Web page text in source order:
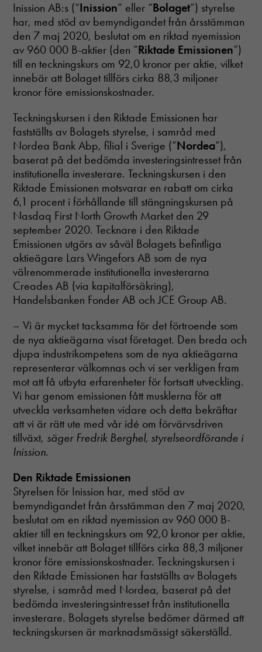
Inission AB:s (“Inission” eller “Bolaget”) styrelse
har, med stöd av bemyndigandet från årsstämman
den 7 maj 2020, beslutat om en riktad nyemission
av 960 000 B-aktier (den ”Riktade Emissionen”)
till en teckningskurs om 92,0 kronor per aktie, vilket
innebär att Bolaget tillförs cirka 88,3 miljoner
kronor före emissionskostnader.
Teckningskursen i den Riktade Emissionen har
fastställts av Bolagets styrelse, i samråd med
Nordea Bank Abp, filial i Sverige (”Nordea”),
baserat på det bedömda investeringsintresset från
institutionella investerare. Teckningskursen i den
Riktade Emissionen motsvarar en rabatt om cirka
6,1 procent i förhållande till stängningskursen på
Nasdaq First North Growth Market den 29
september 2020. Tecknare i den Riktade
Emissionen utgörs av såväl Bolagets befintliga
aktieägare Lars Wingefors AB som de nya
välrenommerade institutionella investerarna
Creades AB (via kapitalförsäkring),
Handelsbanken Fonder AB och JCE Group AB.
– Vi är mycket tacksamma för det förtroende som
de nya aktieägarna visat företaget. Den breda och
djupa industrikompetens som de nya aktieägarna
representerar välkomnas och vi ser verkligen fram
mot att få utbyta erfarenheter för fortsatt utveckling.
Vi har genom emissionen fått musklerna för att
utveckla verksamheten vidare och detta bekräftar
att vi är rätt ute med vår idé om förvärvsdriven
tillväxt, säger Fredrik Berghel, styrelseordförande i
Inission.
Den Riktade Emissionen
Styrelsen för Inission har, med stöd av
bemyndigandet från årsstämman den 7 maj 2020,
beslutat om en riktad nyemission av 960 000 B-
aktier till en teckningskurs om 92,0 kronor per aktie,
vilket innebär att Bolaget tillförs cirka 88,3 miljoner
kronor före emissionskostnader. Teckningskursen i
den Riktade Emissionen har fastställts av Bolagets
styrelse, i samråd med Nordea, baserat på det
bedömda investeringsintresset från institutionella
investerare. Bolagets styrelse bedömer därmed att
teckningskursen är marknadsmässigt säkerställd.